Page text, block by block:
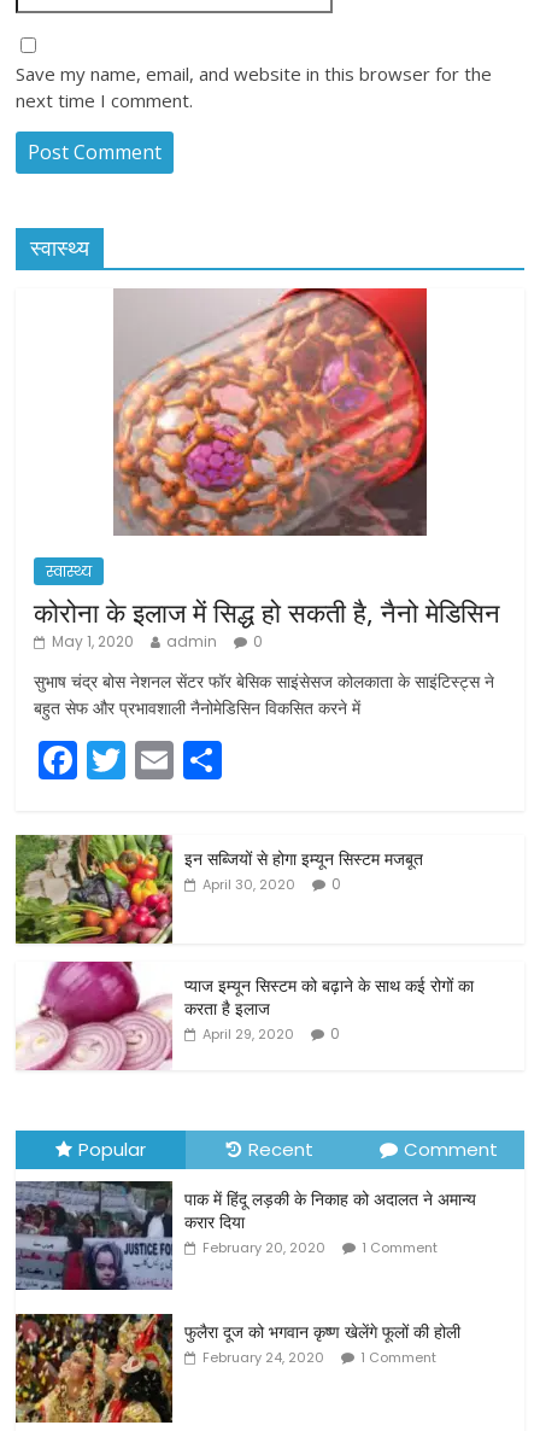
Save my name, email, and website in this browser for the
next time I comment.
स्वास्थ्य
स्वास्थ्य
कोरोना के इलाज में सिद्ध हो सकती है, नैनो मेडिसिन
May 1, 2020 admin 0
सुभाष चंद्र बोस नेशनल सेंटर फॉर बेसिक साइंसेसज कोलकाता के साइंटिस्ट्स ने
बहुत सेफ और प्रभावशाली नैनोमेडिसिन विकसित करने में
F
c
e
b
o
o
k
T
itt
er
E
ar
e
इन सब्जियों से होगा इम्यून सिस्टम मजबूत
April 30, 2020 0
प्याज इम्यून सिस्टम को बढ़ाने के साथ कई रोगों का
करता है इलाज
April 29, 2020 0
Popular Recent Comment
पाक में हिंदू लड़की के निकाह को अदालत ने अमान्य
करार दिया
February 20, 2020 1 Comment
फुलैरा दूज को भगवान कृष्ण खेलेंगे फूलों की होली
February 24, 2020 1 Comment